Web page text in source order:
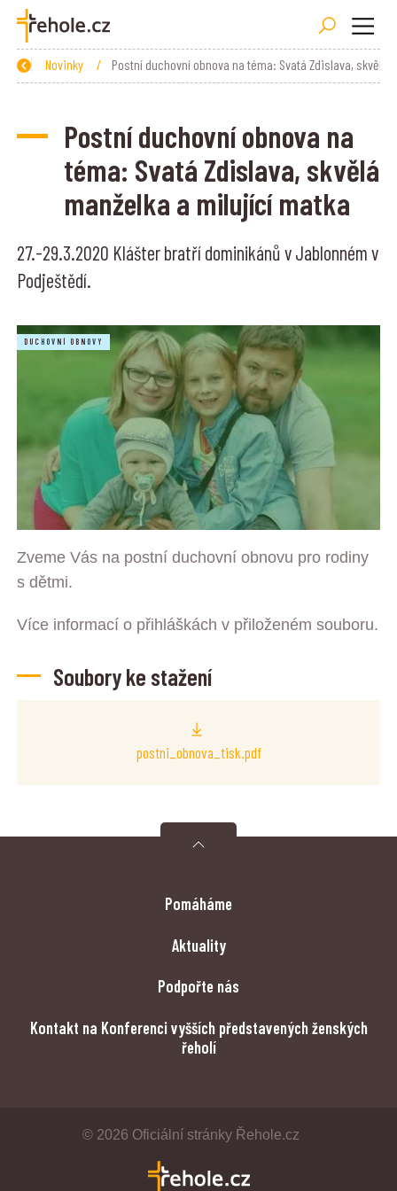
Zpět
Úvod /
Novinky /
Postní duchovní obnova na
téma: Svatá Zdislava, skvělá
manželka a milující matka
27.-29.3.2020 Klášter bratří dominikánů v Jablonném v
Podještědí.
DUCHOVNÍ OBNOVY
Zveme Vás na postní duchovní obnovu pro rodiny
s dětmi.
Více informací o přihláškách v přiloženém souboru.
Soubory ke stažení
postni_obnova_tisk.pdf
Pomáháme
Aktuality
Podpořte nás
Kontakt na Konferenci vyšších představených ženských
řeholí
© 2026 Oficiální stránky Řehole.cz